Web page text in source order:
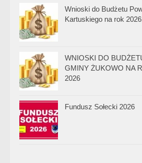
Wnioski do Budżetu
Kartuskiego na rok
WNIOSKI DO
GMINY ŻUKOWO NA
2026
Fundusz Sołecki 2026